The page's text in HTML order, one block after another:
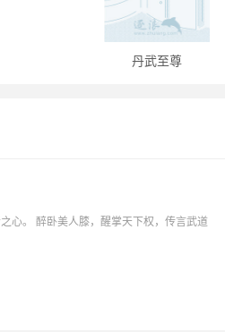
丹武至尊
心。 醉卧美人膝，醒掌天下权，传言武道